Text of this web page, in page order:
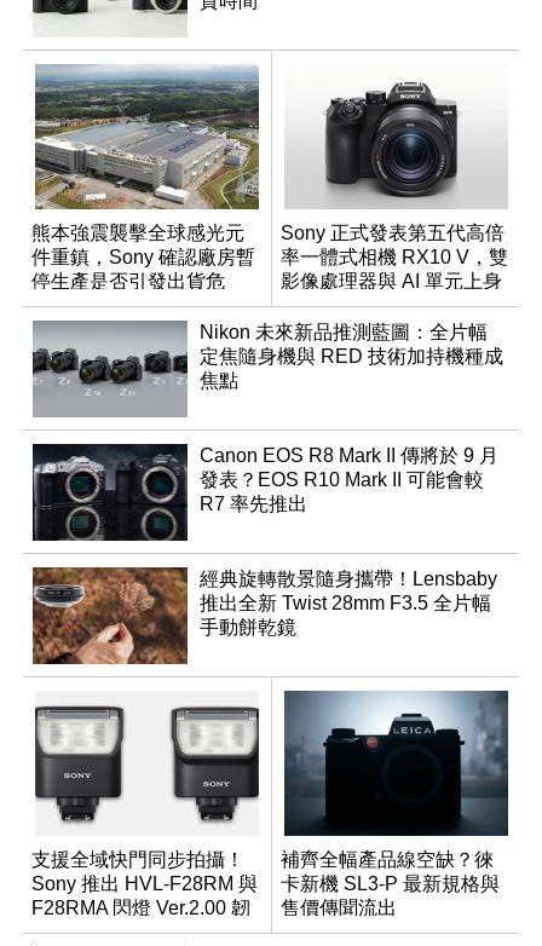
熊本強震襲擊全球感光元
件重鎮，Sony 確認廠房暫
停生產是否引發出貨危
機？
Sony 正式發表第五代高倍
率一體式相機 RX10 V，雙
影像處理器與 AI 單元上身
Nikon 未來新品推測藍圖：全片幅
定焦隨身機與 RED 技術加持機種成
焦點
Canon EOS R8 Mark II 傳將於 9 月
發表？EOS R10 Mark II 可能會較
R7 率先推出
經典旋轉散景隨身攜帶！Lensbaby
推出全新 Twist 28mm F3.5 全片幅
手動餅乾鏡
支援全域快門同步拍攝！
Sony 推出 HVL-F28RM 與
F28RMA 閃燈 Ver.2.00 韌
體
補齊全幅產品線空缺？徠
卡新機 SL3-P 最新規格與
售價傳聞流出